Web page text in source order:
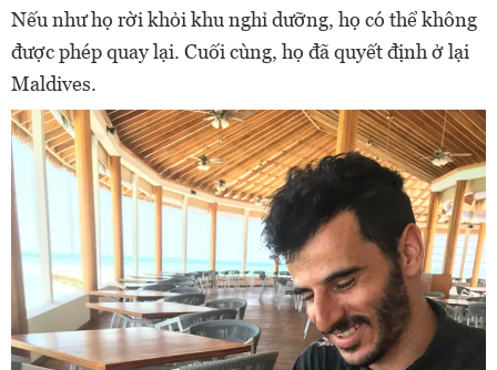
Nếu như họ rời khỏi khu nghỉ dưỡng, họ có thể không
được phép quay lại. Cuối cùng, họ đã quyết định ở lại
Maldives.